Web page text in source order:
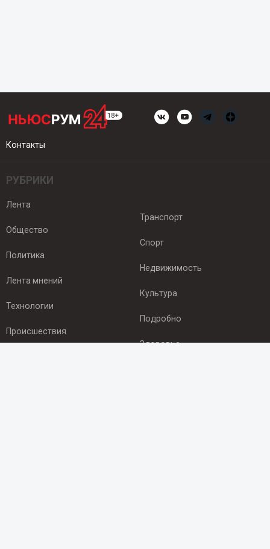
Контакты
РУБРИКИ
Лента
Общество
Политика
Лента мнений
Технологии
Происшествия
Транспорт
Спорт
Недвижимость
Культура
Подробно
Здоровье